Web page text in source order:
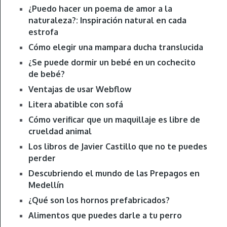
¿Puedo hacer un poema de amor a la
naturaleza?: Inspiración natural en cada
estrofa
Cómo elegir una mampara ducha translucida
¿Se puede dormir un bebé en un cochecito
de bebé?
Ventajas de usar Webflow
Litera abatible con sofá
Cómo verificar que un maquillaje es libre de
crueldad animal
Los libros de Javier Castillo que no te puedes
perder
Descubriendo el mundo de las Prepagos en
Medellín
¿Qué son los hornos prefabricados?
Alimentos que puedes darle a tu perro